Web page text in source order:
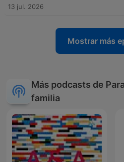
13 jul. 2026
Mostrar más
Más podcasts de
familia